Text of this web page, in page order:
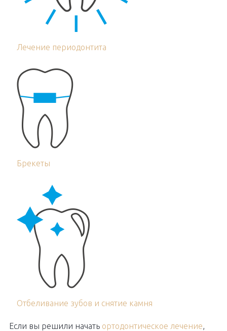
Лечение периодонтита
Брекеты
Отбеливание зубов и снятие камня
Если вы решили начать ортодонтическое лечение